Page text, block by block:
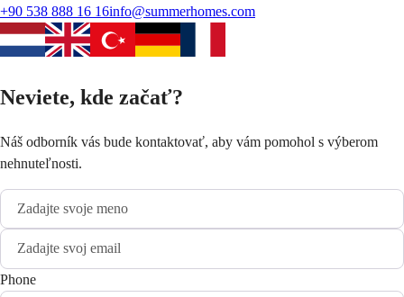
+90 538 888 16 16info@summerhomes.com
Neviete, kde začať?
Náš odborník vás bude kontaktovať, aby vám pomohol s výberom
nehnuteľnosti.
Phone